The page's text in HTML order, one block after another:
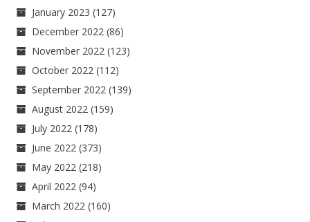
January 2023 (127)
December 2022 (86)
November 2022 (123)
October 2022 (112)
September 2022 (139)
August 2022 (159)
July 2022 (178)
June 2022 (373)
May 2022 (218)
April 2022 (94)
March 2022 (160)